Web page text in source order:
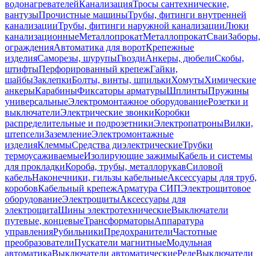
водонагревателейКанализацияТросы сантехнические,
вантузыПрочистные машиныТрубы, фитинги внутренней
канализацииТрубы, фитинги наружной канализацииЛюки
канализационныеМеталлопрокатМеталлопрокатСваиЗаборы,
огражденияАвтоматика для воротКрепежные
изделияСаморезы, шурупыГвоздиАнкеры, дюбелиСкобы,
штифтыПерфорированный крепежГайки,
шайбыЗаклепкиБолты, винты, шпилькиХомутыХимические
анкерыКарабиныФиксаторы арматурыШплинтыПружины
универсальныеЭлектромонтажное оборудованиеРозетки и
выключателиЭлектрические звонкиКоробки
распределительные и подрозетникиЭлектропатроныВилки,
штепселиЗаземлениеЭлектромонтажные
изделияКлеммыСредства диэлектрическиеТрубки
термоусаживаемыеИзолирующие зажимыКабель и системы
для прокладкиКороба, трубы, металлорукавСиловой
кабельНаконечники, гильзы кабельныеАксессуары для труб,
коробовКабельный крепежАрматура СИПЭлектрощитовое
оборудованиеЭлектрощитыАксессуары для
электрощитаШины электротехническиеВыключатели
путевые, концевыеТрансформаторыАппаратура
управленияРубильникиПредохранителиЧастотные
преобразователиПускатели магнитныеМодульная
автоматикаВыключатели автоматическиеРелеВыключатели